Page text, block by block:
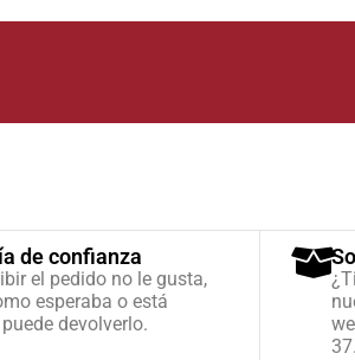
de confianza
el pedido no le gusta,
esperaba o está
devolverlo.
37.